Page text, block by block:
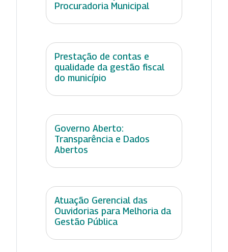
Procuradoria Municipal
Prestação de contas e
qualidade da gestão fiscal
do município
Governo Aberto:
Transparência e Dados
Abertos
Atuação Gerencial das
Ouvidorias para Melhoria da
Gestão Pública